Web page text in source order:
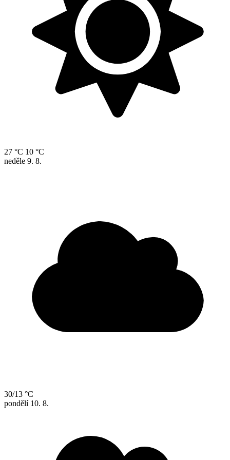
27 °C 10 °C
neděle 9. 8.
30/13 °C
pondělí 10. 8.